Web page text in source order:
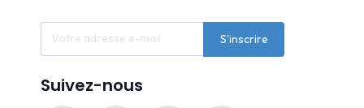
S'inscrire
Suivez-nous